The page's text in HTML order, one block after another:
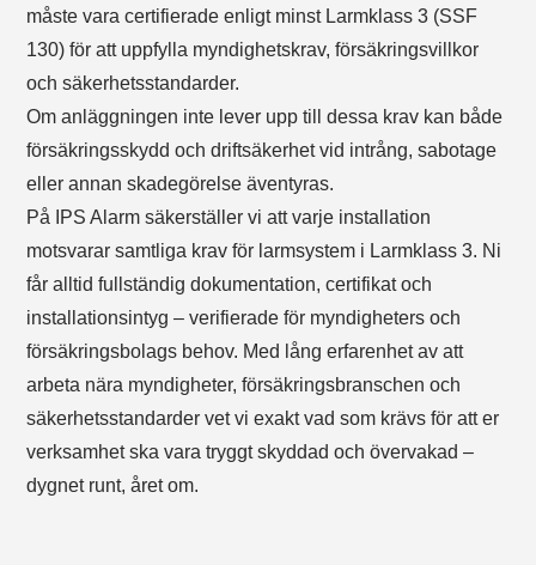
måste vara certifierade enligt minst Larmklass 3 (SSF
130) för att uppfylla myndighetskrav, försäkringsvillkor
och säkerhetsstandarder.
Om anläggningen inte lever upp till dessa krav kan både
försäkringsskydd och driftsäkerhet vid intrång, sabotage
eller annan skadegörelse äventyras.
På IPS Alarm säkerställer vi att varje installation
motsvarar samtliga krav för larmsystem i Larmklass 3. Ni
får alltid fullständig dokumentation, certifikat och
installationsintyg – verifierade för myndigheters och
försäkringsbolags behov. Med lång erfarenhet av att
arbeta nära myndigheter, försäkringsbranschen och
säkerhetsstandarder vet vi exakt vad som krävs för att er
verksamhet ska vara tryggt skyddad och övervakad –
dygnet runt, året om.